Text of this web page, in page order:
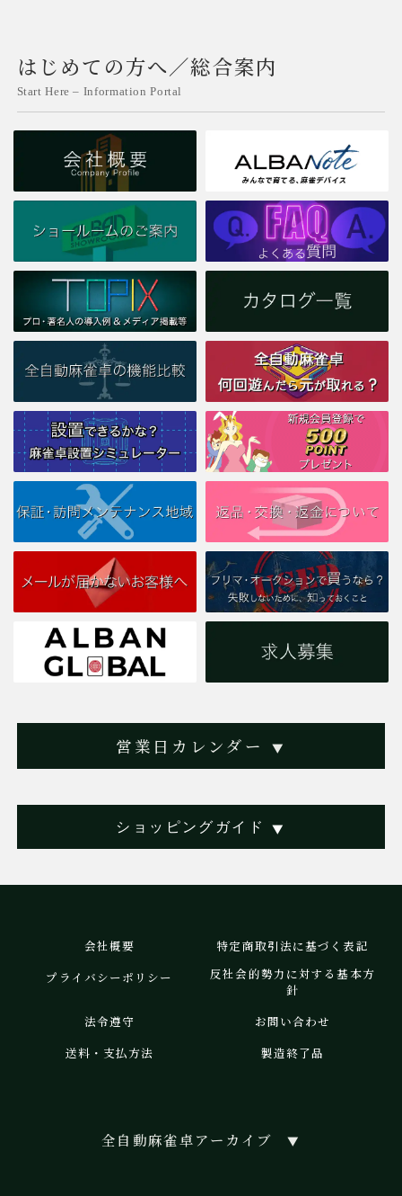
はじめての方へ／総合案内
Start Here – Information Portal
営業日カレンダー ▼
ショッピングガイド ▼
会社概要
特定商取引法に基づく表記
プライバシーポリシー
反社会的勢力に対する基本方
針
法令遵守
お問い合わせ
送料・支払方法
製造終了品
全自動麻雀卓アーカイブ ▼